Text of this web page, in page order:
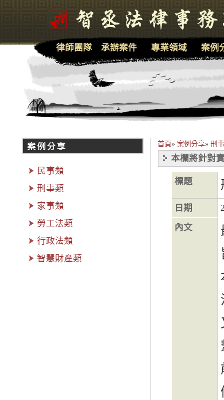
首頁» 案例分享» 刑
本欄將針對
標題
日期
內文
律師團隊 承辦案件 專業領域 案例
民事類
刑事類
家事類
勞工法類
行政法類
智慧財產類